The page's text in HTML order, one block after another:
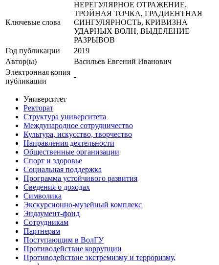
Ключевые cлова
НЕРЕГУЛЯРНОЕ ОТРАЖЕНИЕ,
ТРОЙНАЯ ТОЧКА, ГРАДИЕНТНАЯ
СИНГУЛЯРНОСТЬ, КРИВИЗНА
УДАРНЫХ ВОЛН, ВЫДЕЛЕНИЕ
РАЗРЫВОВ
Год публикации
2019
Автор(ы)
Васильев Евгений Иванович
Электронная копия
публикации
-
Университет
Ректорат
Структура университета
Международное сотрудничество
Культура, искусство, творчество
Направления деятельности
Общественные организации
Спорт и здоровье
Социальная поддержка
Программа устойчивого развития
Сведения о доходах
Символика
Экскурсионно-музейный комплекс
Эндаумент-фонд
Сотрудникам
Партнерам
Поступающим в ВолГУ
Противодействие коррупции
Противодействие экстремизму и терроризму,